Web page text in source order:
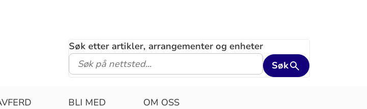
Søk etter artikler, arrangementer og enheter
Søk
BLI MED OM OSS